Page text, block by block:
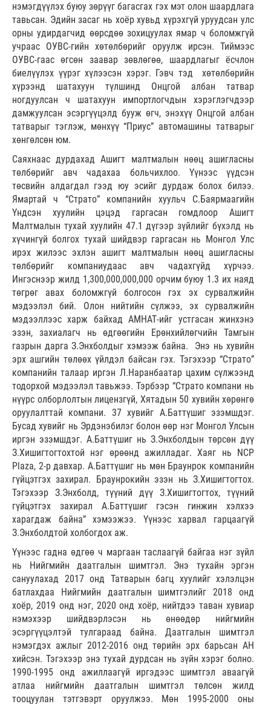
нэмэгдүүлэх буюу зөрүүг багасгах гэх мэт олон шаардлага
тавьсан. Эдийн засаг нь хоёр хувьд хүрэхгүй уруудсан улс
орны удирдагчид өөрсдөө зохицуулах ямар ч боломжгүй
учраас ОУВС-гийн хөтөлбөрийг оруулж ирсэн. Тиймээс
ОУВС-гаас өгсөн заавар зөвлөгөө, шаардлагыг ёсчлон
биелүүлэх үүрэг хүлээсэн хэрэг. Гэвч тэд хөтөлбөрийн
хүрээнд шатахуун түлшинд Онцгой албан татвар
ногдуулсан ч шатахуун импортлогчдын хэрэглэгчдээр
дамжуулсан эсэргүүцэлд бууж өгч, энэхүү Онцгой албан
татварыг тэглэж, мөнхүү “Приус” автомашины татварыг
хөнгөлсөн юм.
Саяхнаас дурдахад Ашигт малтмалын нөөц ашигласны
төлбөрийг авч чадахаа больчихлоо. Үүнээс үүдсэн
төсвийн алдагдал гээд юу эсийг дурдаж болох билээ.
Ямартай ч “Страто” компанийн хуульч С.Баярмаагийн
Үндсэн хуулийн цэцэд гаргасан гомдлоор Ашигт
Малтмалын тухай хуулийн 47.1 дүгээр зүйлийг бүхэлд нь
хүчингүй болгох тухай шийдвэр гаргасан нь Монгол Улс
ирэх жилээс эхлэн ашигт малтмалын нөөц ашигласны
төлбөрийг компаниудаас авч чадахгүйд хүрчээ.
Ингэснээр жилд 1,300,000,000,000 орчим буюу 1.3 их наяд
төгрөг авах боломжгүй болгосон гэх эх сурвалжийн
мэдээлэл бий. Олон нийтийн сүлжээ, эх сурвалжийн
мэдээллээс харж байхад АМНАТ-ийг устгасан жинхэнэ
эзэн, захиалагч нь өдгөөгийн Ерөнхийлөгчийн Тамгын
газрын дарга З.Энхболдыг хэмээж байна. Энэ нь хувийн
эрх ашгийн төлөөх үйлдэл байсан гэх. Тэгэхээр “Страто”
компанийн талаар иргэн Л.Наранбаатар цахим сүлжээнд
тодорхой мэдээлэл тавьжээ. Тэрбээр “Страто компани нь
нүүрс олборлолтын лицензгүй, Хятадын 50 хувийн хөрөнгө
оруулалттай компани. 37 хувийг А.Баттүшиг эзэмшдэг.
Бусад хувийг нь Эрдэнэбилэг болон өөр нэг Монгол Улсын
иргэн эзэмшдэг. А.Баттүшиг нь З.Энхболдын төрсөн дүү
З.Хишигтогтохтой нэг өрөөнд ажилладаг. Хаяг нь NCP
Plaza, 2-р давхар. А.Баттүшиг нь мөн Браунрок компанийн
гүйцэтгэх захирал. Браунрокийн эзэн нь З.Хишигтогтох.
Тэгэхээр З.Энхболд, түүний дүү З.Хишигтогтох, түүний
гүйцэтгэх захирал А.Баттүшиг гэсэн гинжин хэлхээ
харагдаж байна” хэмээжээ. Үүнээс харвал гарцаагүй
З.Энхболдтой холбогдох аж.
Үүнээс гадна өдгөө ч маргаан таслаагүй байгаа нэг зүйл
нь Нийгмийн даатгалын шимтгэл. Энэ тухайн эргэн
сануулахад 2017 онд Татварын багц хуулийг хэлэлцэн
батлахдаа Нийгмийн даатгалын шимтгэлийг 2018 онд
хоёр, 2019 онд нэг, 2020 онд хоёр, нийтдээ таван хувиар
нэмэхээр шийдвэрлэсэн нь өнөөдөр нийгмийн
эсэргүүцэлтэй тулгараад байна. Даатгалын шимтгэл
нэмэгдэх ажлыг 2012-2016 онд төрийн эрх барьсан АН
хийсэн. Тэгэхээр энэ тухай дурдсан нь зүйн хэрэг болно.
1990-1995 онд ажиллаагүй иргэдээс шимтгэл аваагүй
атлаа нийгмийн даатгалын шимтгэл төлсөн жилд
тооцуулан тэтгэвэрт оруулжээ. Мөн 1995-2000 оны